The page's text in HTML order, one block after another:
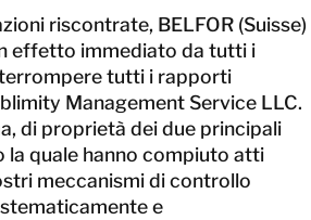
riscontrate, BELFOR (Suisse)
effetto immediato da tutti i
tutti i rapporti
Management Service LLC.
di proprietà dei due principali
quale hanno compiuto atti
meccanismi di controllo
e